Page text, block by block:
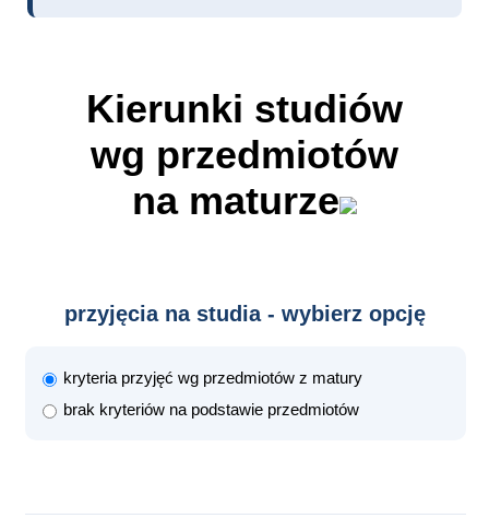
Kierunki studiów
wg przedmiotów
na maturze
przyjęcia na studia - wybierz opcję
kryteria przyjęć wg przedmiotów z matury
brak kryteriów na podstawie przedmiotów